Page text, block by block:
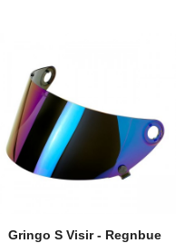
Gringo S Visir - Regnbue